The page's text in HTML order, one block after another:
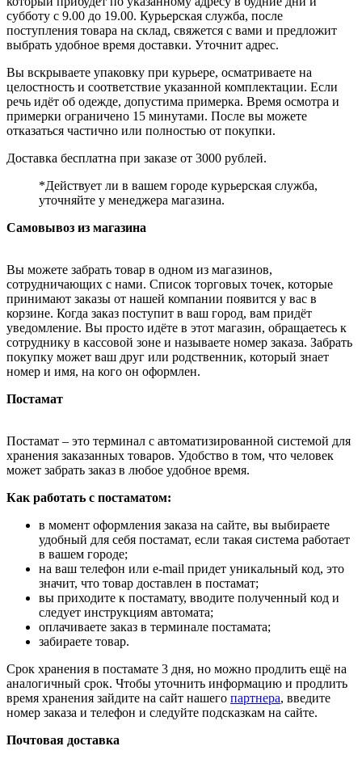
субботу с 9.00 до 19.00. Курьерская служба, после
поступления товара на склад, свяжется с вами и предложит
выбрать удобное время доставки. Уточнит адрес.
Вы вскрываете упаковку при курьере, осматриваете на
целостность и соответствие указанной комплектации. Если
речь идёт об одежде, допустима примерка. Время осмотра и
примерки ограничено 15 минутами. После вы можете
отказаться частично или полностью от покупки.
Доставка бесплатна при заказе от 3000 рублей.
*Действует ли в вашем городе курьерская служба,
уточняйте у менеджера магазина.
Самовывоз из магазина
Вы можете забрать товар в одном из магазинов,
сотрудничающих с нами. Список торговых точек, которые
принимают заказы от нашей компании появится у вас в
корзине. Когда заказ поступит в ваш город, вам придёт
уведомление. Вы просто идёте в этот магазин, обращаетесь к
сотруднику в кассовой зоне и называете номер заказа. Забрать
покупку может ваш друг или родственник, который знает
номер и имя, на кого он оформлен.
Постамат
Постамат – это терминал с автоматизированной системой для
хранения заказанных товаров. Удобство в том, что человек
может забрать заказ в любое удобное время.
Как работать с постаматом:
в момент оформления заказа на сайте, вы выбираете
удобный для себя постамат, если такая система работает
в вашем городе;
на ваш телефон или e-mail придет уникальный код, это
значит, что товар доставлен в постамат;
вы приходите к постамату, вводите полученный код и
следует инструкциям автомата;
оплачиваете заказ в терминале постамата;
забираете товар.
Срок хранения в постамате 3 дня, но можно продлить ещё на
аналогичный срок. Чтобы уточнить информацию и продлить
время хранения зайдите на сайт нашего партнера, введите
номер заказа и телефон и следуйте подсказкам на сайте.
Почтовая доставка